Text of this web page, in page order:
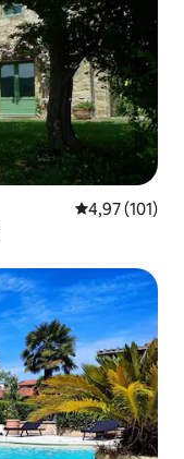
Średnia
4,97 (101)